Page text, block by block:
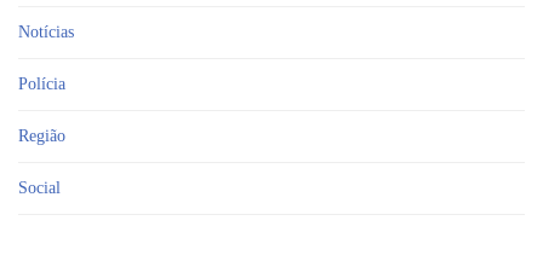
Notícias
Polícia
Região
Social